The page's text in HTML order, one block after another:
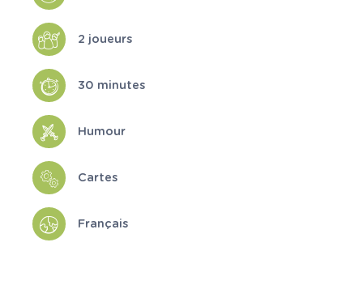
2 joueurs
30 minutes
Humour
Cartes
Français